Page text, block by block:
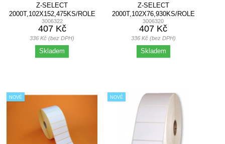
Z-SELECT
2000T,102X152,475KS/ROLE
12KS BALENÍ
3006322
407 Kč
336 Kč (bez DPH)
Skladem
Z-SELECT
2000T,102X76,930KS/ROLE
12KS BALENÍ
3006320
407 Kč
336 Kč (bez DPH)
Skladem
NOVÉ NOVÉ